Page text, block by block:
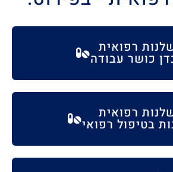
רפואית
כושר עבודה
רפואית
בטיפול רפואי